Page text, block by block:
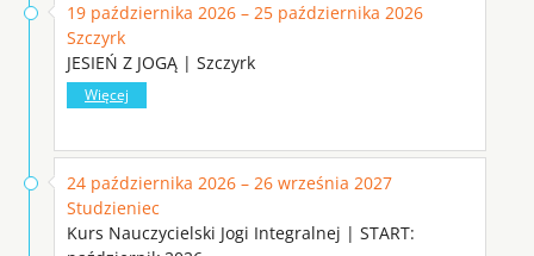
19 października 2026 – 25 października 2026
Szczyrk
JESIEŃ Z JOGĄ | Szczyrk
Więcej
24 października 2026 – 26 września 2027
Studzieniec
Kurs Nauczycielski Jogi Integralnej | START: